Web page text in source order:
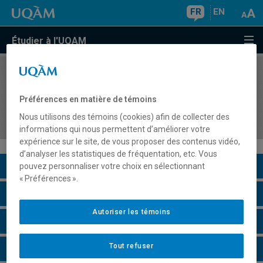
FR EN
Étudier à l'UQAM
COURS//
communication de la performance sociale des
organisations
Description du cours
Horaire - Automne 2026
Préférences en matière de témoins
Nous utilisons des témoins (cookies) afin de collecter des
informations qui nous permettent d’améliorer votre
expérience sur le site, de vous proposer des contenus vidéo,
d’analyser les statistiques de fréquentation, etc. Vous
pouvez personnaliser votre choix en sélectionnant
« Préférences ».
Tout refuser
Autoriser les témoins